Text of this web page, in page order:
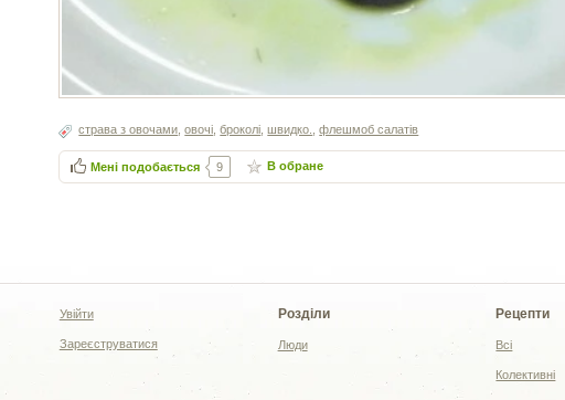
страва з овочами ,овочі ,броколі ,швидко. ,флешмоб салатів
Мені подобається 9 В обране
Увійти
Зареєструватися
Розділи
Люди
Рецепти
Всі
Колективні